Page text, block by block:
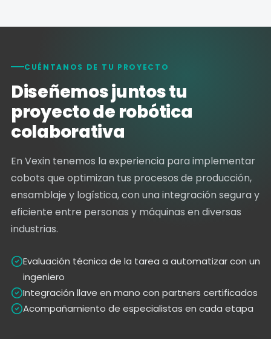
CUÉNTANOS DE TU PROYECTO
Diseñemos juntos tu
proyecto de robótica
colaborativa
En Vexin tenemos la experiencia para implementar
cobots que optimizan tus procesos de producción,
ensamblaje y logística, con una integración segura y
eficiente entre personas y máquinas en diversas
industrias.
Evaluación técnica de la tarea a automatizar con un
ingeniero
Integración llave en mano con partners certificados
Acompañamiento de especialistas en cada etapa